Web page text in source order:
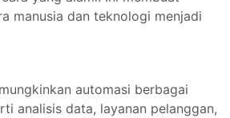
manusia dan teknologi menjadi
automasi berbagai
analisis data, layanan pelanggan,